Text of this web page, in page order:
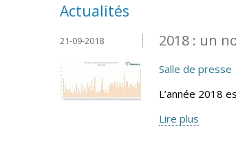
Actualités
2018 : un
21-09-2018
Salle de presse
L’année 2018
Lire plus